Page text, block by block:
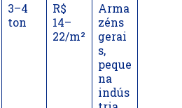
3–4
ton
R$
14–
22/m²
Arma
zéns
gerai
s,
peque
na
indús